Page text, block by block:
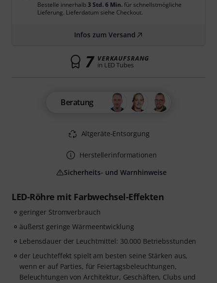
LED-Röhre mit Farbwechsel-Effekten
geringer Stromverbrauch
äußerst geringe Wärmeentwicklung
Lebensdauer der Leuchtmittel: 30.000 Betriebsstunden
der Leuchteffekt spielt am besten seine Stärken aus,
wenn er auf Parties, für Feiertagsbeleuchtungen,
Beleuchtungen von Architektur, Geschäften, Clubs und
Bestelle innerhalb3 Std. 6 Min.für schnellstmögliche
Lieferung. Lieferdatum siehe Checkout.
Infos zum Versand
7 VERKAUFSRANG
in LED Tubes
Beratung
Altgeräte-Entsorgung
Herstellerinformationen
Sicherheits- und Warnhinweise